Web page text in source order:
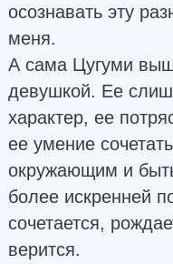
осознавать эту
меня.
А сама Цугуми
девушкой. Ее
характер, ее
ее умение
окружающим и
более искренней
сочетается,
верится.